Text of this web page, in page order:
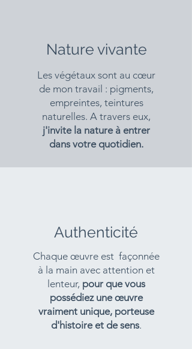
Nature vivante
Les végétaux sont au cœur
de mon travail : pigments,
empreintes, teintures
naturelles. A travers eux,
j'invite la nature à entrer
dans votre quotidien.
Authenticité
Chaque œuvre est façonnée
à la main avec attention et
lenteur, pour que vous
possédiez une œuvre
vraiment unique, porteuse
d'histoire et de sens.